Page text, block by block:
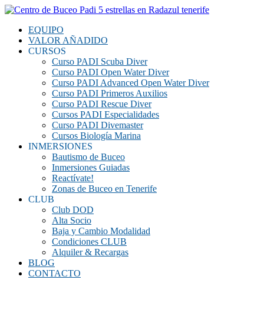
EQUIPO
VALOR AÑADIDO
CURSOS
Curso PADI Scuba Diver
Curso PADI Open Water Diver
Curso PADI Advanced Open Water Diver
Curso PADI Primeros Auxilios
Curso PADI Rescue Diver
Cursos PADI Especialidades
Curso PADI Divemaster
Cursos Biología Marina
INMERSIONES
Bautismo de Buceo
Inmersiones Guiadas
Reactívate!
Zonas de Buceo en Tenerife
CLUB
Club DOD
Alta Socio
Baja y Cambio Modalidad
Condiciones CLUB
Alquiler & Recargas
BLOG
CONTACTO